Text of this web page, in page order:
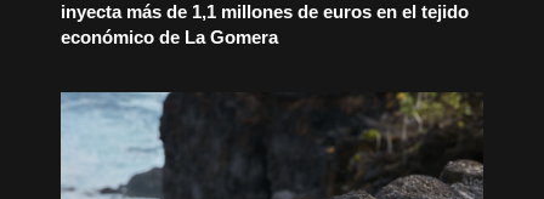
inyecta más de 1,1 millones de euros en el tejido
económico de La Gomera